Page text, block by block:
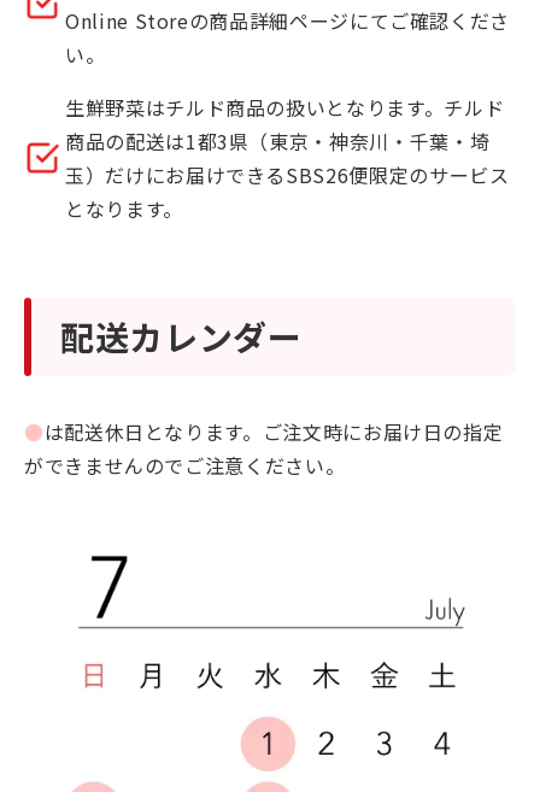
Online Storeの商品詳細ページにてご確認くださ
い。
生鮮野菜はチルド商品の扱いとなります。チルド
商品の配送は1都3県（東京・神奈川・千葉・埼
玉）だけにお届けできるSBS26便限定のサービス
となります。
配送カレンダー
●は配送休日となります。ご注文時にお届け日の指定
ができませんのでご注意ください。